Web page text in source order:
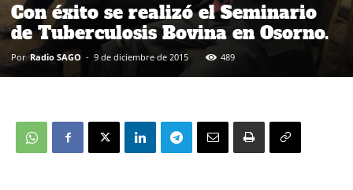
Con éxito se realizó el Seminario
de Tuberculosis Bovina en Osorno.
Por Radio SAGO - 9 de diciembre de 2015 489